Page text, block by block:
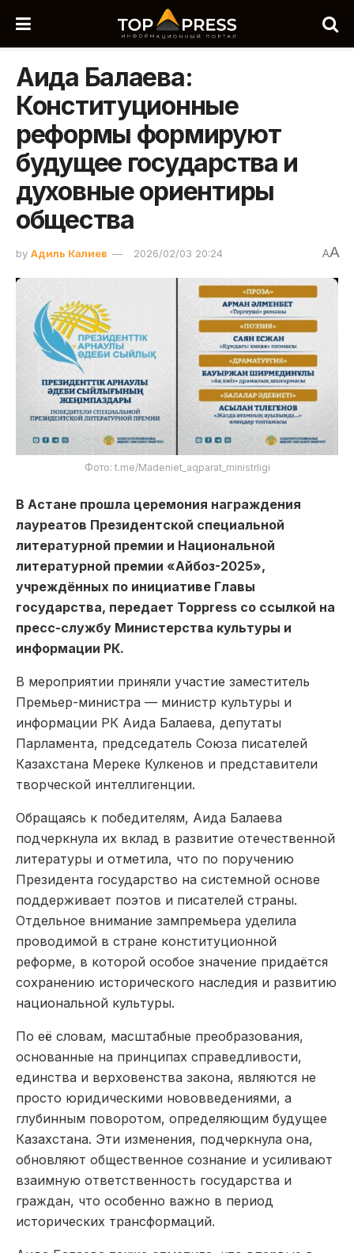
Аида Балаева:
Конституционные
реформы формируют
будущее государства и
духовные ориентиры
общества
by Адиль Калиев 2026/02/03 20:24 AA
Фото: t.me/Madeniet_aqparat_ministrligi
В Астане прошла церемония награждения
лауреатов Президентской специальной
литературной премии и Национальной
литературной премии «Айбоз-2025»,
учреждённых по инициативе Главы
государства, передает Toppress со ссылкой на
пресс-службу Министерства культуры и
информации РК.
В мероприятии приняли участие заместитель
Премьер-министра — министр культуры и
информации РК Аида Балаева, депутаты
Парламента, председатель Союза писателей
Казахстана Мереке Кулкенов и представители
творческой интеллигенции.
Обращаясь к победителям, Аида Балаева
подчеркнула их вклад в развитие отечественной
литературы и отметила, что по поручению
Президента государство на системной основе
поддерживает поэтов и писателей страны.
Отдельное внимание зампремьера уделила
проводимой в стране конституционной
реформе, в которой особое значение придаётся
сохранению исторического наследия и развитию
национальной культуры.
По её словам, масштабные преобразования,
основанные на принципах справедливости,
единства и верховенства закона, являются не
просто юридическими нововведениями, а
глубинным поворотом, определяющим будущее
Казахстана. Эти изменения, подчеркнула она,
обновляют общественное сознание и усиливают
взаимную ответственность государства и
граждан, что особенно важно в период
исторических трансформаций.